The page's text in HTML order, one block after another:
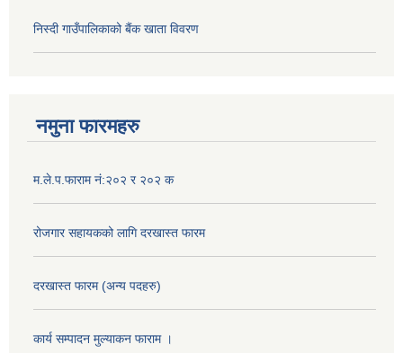
निस्दी गाउँपालिकाको बैंक खाता विवरण
नमुना फारमहरु
म.ले.प.फाराम नं:२०२ र २०२ क
रोजगार सहायकको लागि दरखास्त फारम
दरखास्त फारम (अन्य पदहरु)
कार्य सम्पादन मुल्याक‌न फाराम ।